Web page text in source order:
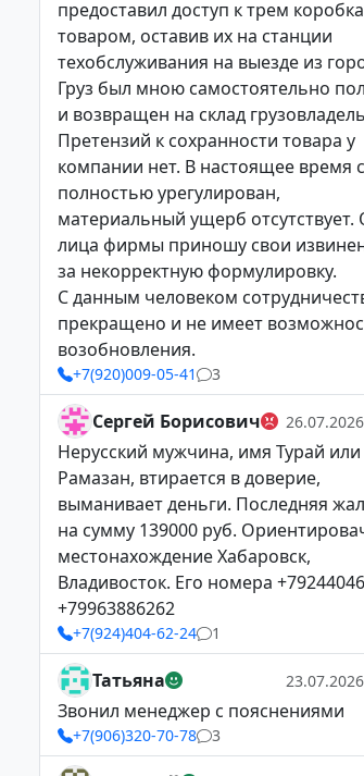
предоставил доступ к трем
товаром, оставив их на станции
техобслуживания на выезде из
Груз был мною самостоятельно
и возвращен на склад
Претензий к сохранности товара у
компании нет. В настоящее время
полностью урегулирован,
материальный ущерб отсутствует.
лица фирмы приношу свои
за некорректную формулировку.
С данным человеком
прекращено и не имеет
возобновления.
+7(920)009-05-41 3
Сергей Борисович
Нерусский мужчина, имя Турай или
Рамазан, втирается в доверие,
выманивает деньги. Последняя
на сумму 139000 руб.
местонахождение Хабаровск,
Владивосток. Его номера
+79963886262
+7(924)404-62-24 1
Татьяна
Звонил менеджер с пояснениями
+7(906)320-70-78 3